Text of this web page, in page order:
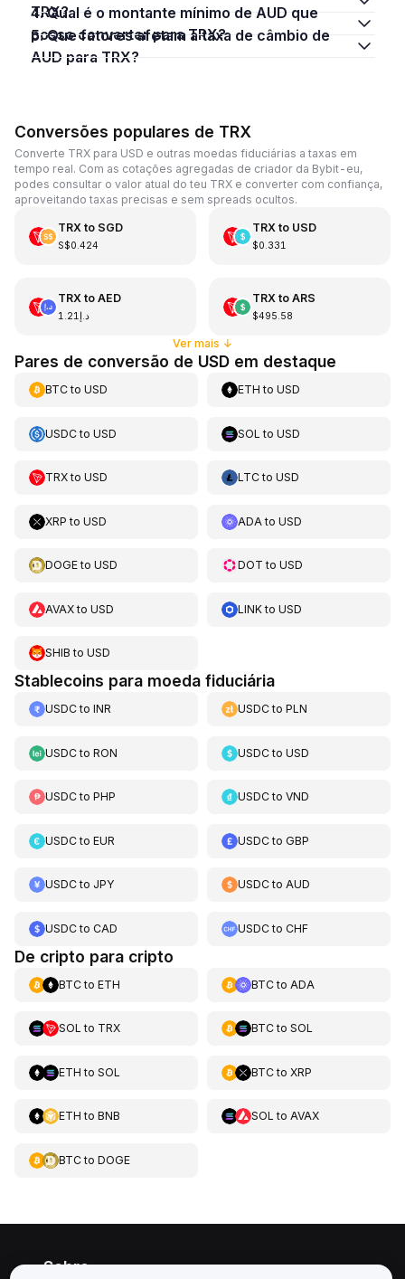
TRX?
4. Qual é o montante mínimo de AUD que
posso converter para TRX?
5. Que fatores afetam a taxa de câmbio de
AUD para TRX?
Conversões populares de TRX
Converte TRX para USD e outras moedas fiduciárias a taxas em
tempo real. Com as cotações agregadas de criador da Bybit-eu,
podes consultar o valor atual do teu TRX e converter com confiança,
aproveitando taxas precisas e sem spreads ocultos.
TRXto SGD
S$0.424
TRXto USD
$0.331
TRXto AED
د.إ1.21
TRXto ARS
$495.58
Ver mais ↓
Pares de conversão de USD em destaque
BTCto USD ETH toUSD
USDCto USD SOL toUSD
TRXto USD LTCtoUSD
XRP to USD ADA toUSD
DOGEto USD DOT toUSD
AVAXto USD LINKtoUSD
SHIB to USD
Stablecoins para moeda fiduciária
USDCto INR USDCtoPLN
USDCto RON USDCtoUSD
USDCto PHP USDCtoVND
USDCto EUR USDCtoGBP
USDCto JPY USDCtoAUD
USDCto CAD USDCtoCHF
De cripto para cripto
BTCto ETH BTCto ADA
SOL to TRX BTCto SOL
ETH to SOL BTCto XRP
ETH to BNB SOL to AVAX
BTCto DOGE
Sobre